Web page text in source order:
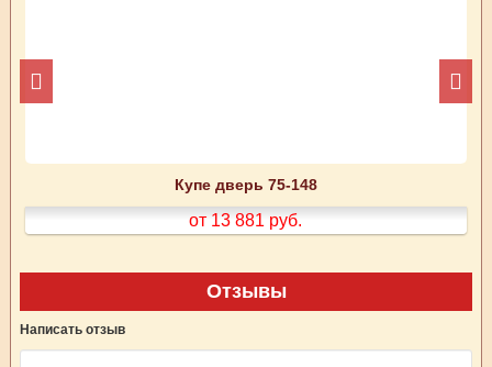
Купе дверь 75-148
от 13 881 руб.
Отзывы
Написать отзыв